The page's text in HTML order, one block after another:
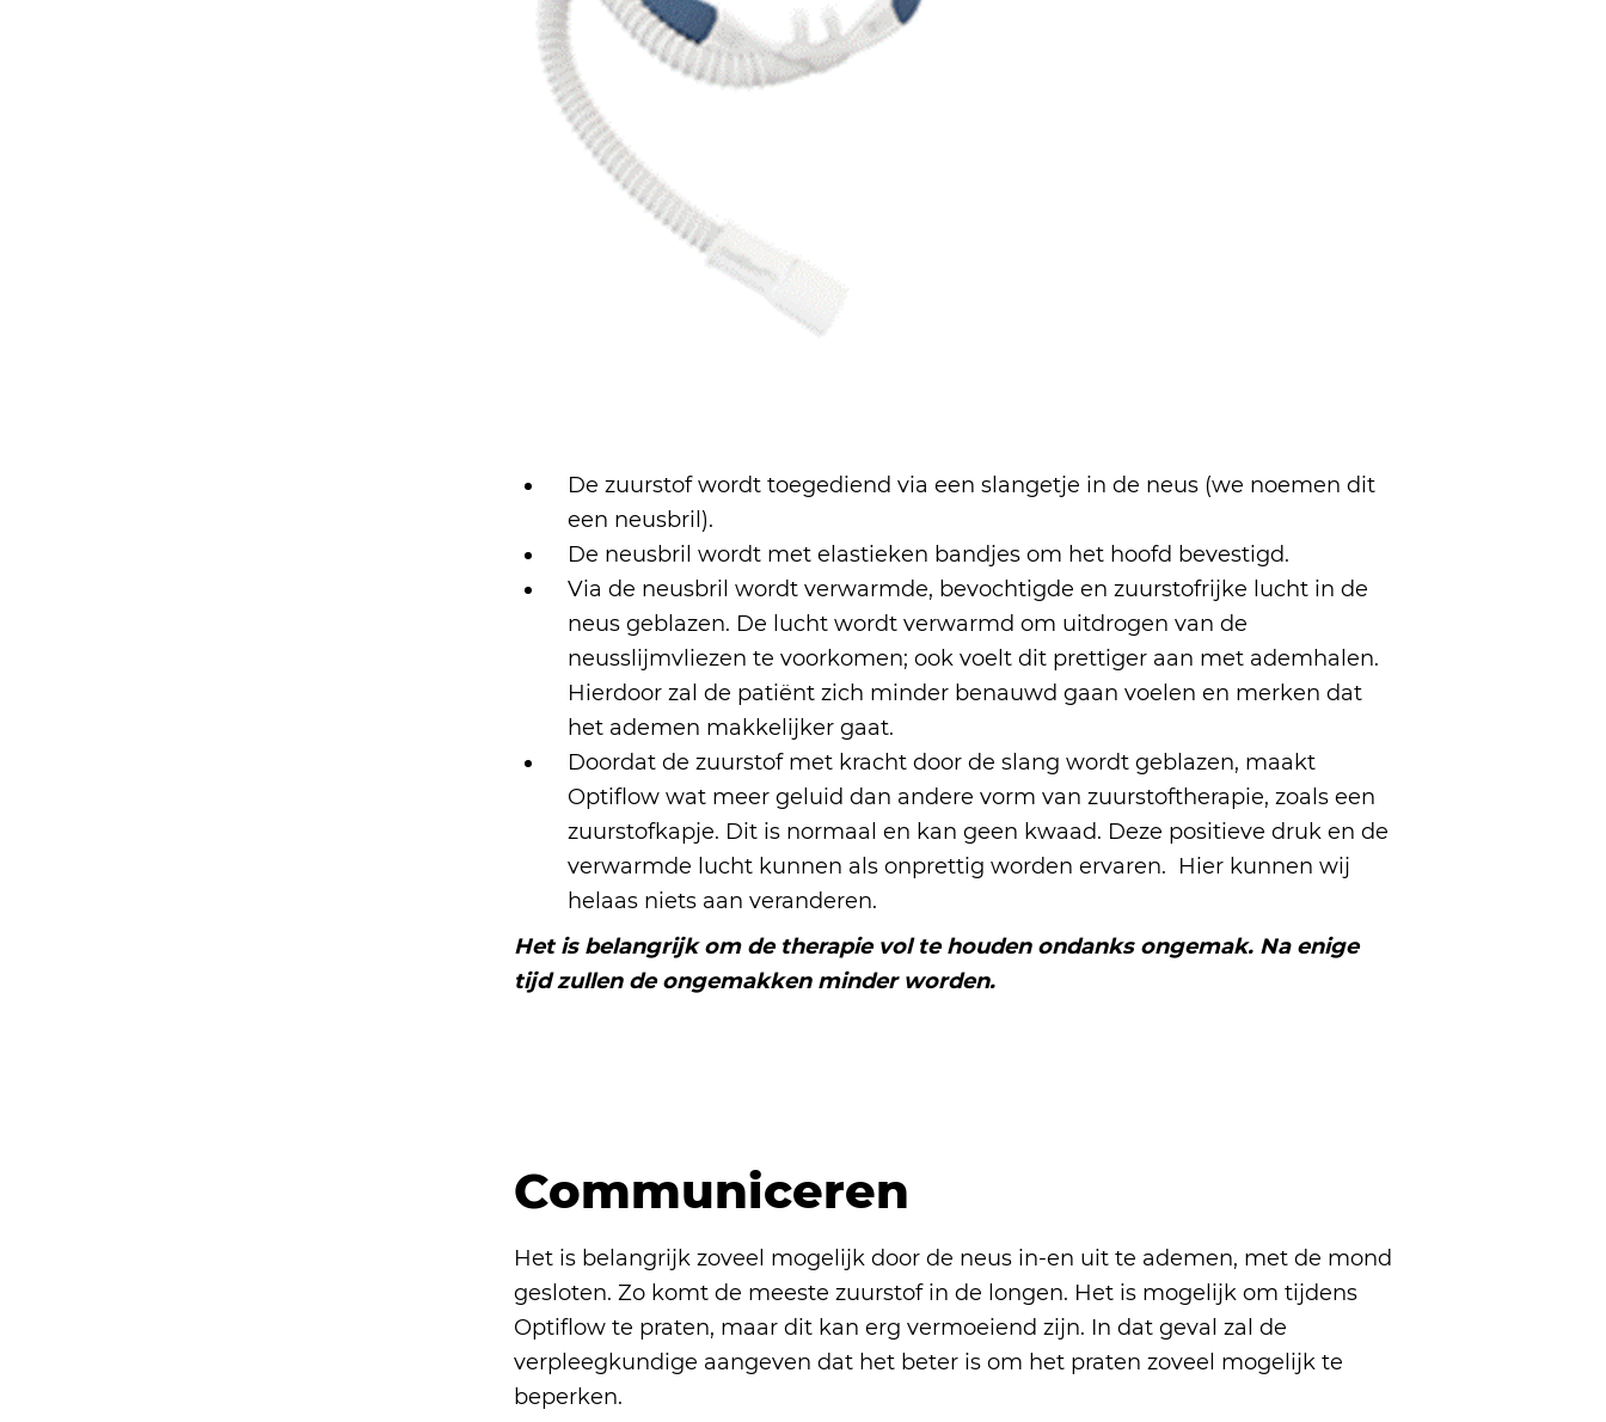
De zuurstof wordt toegediend via een slangetje in de neus (we noemen dit
een neusbril).
De neusbril wordt met elastieken bandjes om het hoofd bevestigd.
Via de neusbril wordt verwarmde, bevochtigde en zuurstofrijke lucht in de
neus geblazen. De lucht wordt verwarmd om uitdrogen van de
neusslijmvliezen te voorkomen; ook voelt dit prettiger aan met ademhalen.
Hierdoor zal de patiënt zich minder benauwd gaan voelen en merken dat
het ademen makkelijker gaat.
Doordat de zuurstof met kracht door de slang wordt geblazen, maakt
Optiflow wat meer geluid dan andere vorm van zuurstoftherapie, zoals een
zuurstofkapje. Dit is normaal en kan geen kwaad. Deze positieve druk en de
verwarmde lucht kunnen als onprettig worden ervaren. Hier kunnen wij
helaas niets aan veranderen.
Het is belangrijk om de therapie vol te houden ondanks ongemak. Na enige
tijd zullen de ongemakken minder worden.
Communiceren
Het is belangrijk zoveel mogelijk door de neus in-en uit te ademen, met de mond
gesloten. Zo komt de meeste zuurstof in de longen. Het is mogelijk om tijdens
Optiflow te praten, maar dit kan erg vermoeiend zijn. In dat geval zal de
verpleegkundige aangeven dat het beter is om het praten zoveel mogelijk te
beperken.